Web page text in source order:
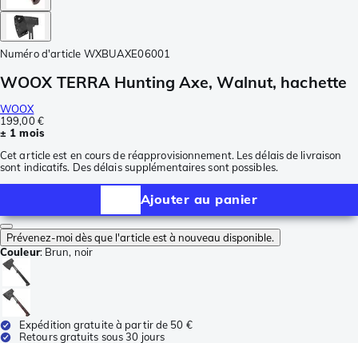
Numéro d'article WXBUAXE06001
WOOX TERRA Hunting Axe, Walnut, hachette
WOOX
199,00 €
± 1 mois
Cet article est en cours de réapprovisionnement. Les délais de livraison
sont indicatifs. Des délais supplémentaires sont possibles.
Ajouter au panier
Prévenez-moi dès que l'article est à nouveau disponible.
Couleur: Brun, noir
Expédition gratuite à partir de 50 €
Retours gratuits sous 30 jours